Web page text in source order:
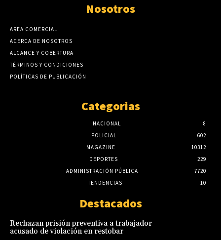
Nosotros
AREA COMERCIAL
ACERCA DE NOSOTROS
ALCANCE Y COBERTURA
TÉRMINOS Y CONDICIONES
POLÍTICAS DE PUBLICACIÓN
Categorias
NACIONAL
8
POLICIAL
602
MAGAZINE
10312
DEPORTES
229
ADMINISTRACIÓN PÚBLICA
7720
TENDENCIAS
10
Destacados
Rechazan prisión preventiva a trabajador
acusado de violación en restobar